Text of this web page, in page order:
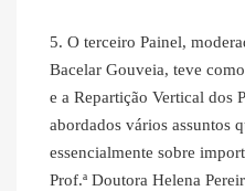
5. O terceiro Painel,
Bacelar Gouveia, teve
e a Repartição Vertical dos
abordados vários assuntos
essencialmente sobre
Prof.ª Doutora Helena